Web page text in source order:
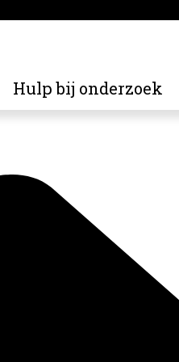
Hulp bij onderzoek